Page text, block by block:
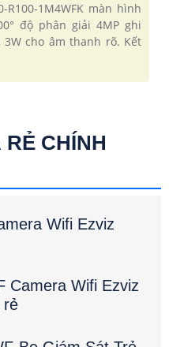
R100-1M4WFK màn hình
độ phân giải 4MP ghi
cho âm thanh rõ. Kết
CHÍNH
Wifi Ezviz
Camera Wifi Ezviz
rẻ